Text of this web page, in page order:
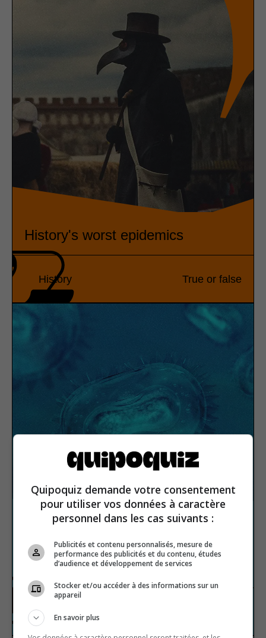
History's worst epidemics
History True or false
Incurable diseases
Human body
Quipoquiz demande votre consentement
pour utiliser vos données à caractère
personnel dans les cas suivants :
Publicités et contenu personnalisés, mesure de
performance des publicités et du contenu, études
d’audience et développement de services
Stocker et/ou accéder à des informations sur un
appareil
En savoir plus